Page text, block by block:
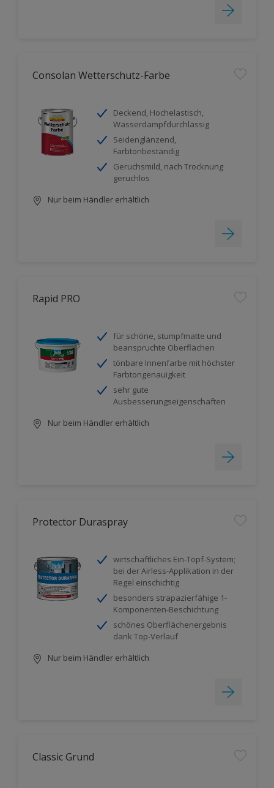
Consolan Wetterschutz-Farbe
Deckend, Hochelastisch,
Wasserdampfdurchlässig
Seidenglänzend,
Farbtonbeständig
Geruchsmild, nach Trocknung
geruchlos
Nur beim Händler erhältlich
Rapid PRO
für schöne, stumpfmatte und
beanspruchte Oberflächen
tönbare Innenfarbe mit höchster
Farbtongenauigkeit
sehr gute
Ausbesserungseigenschaften
Nur beim Händler erhältlich
Protector Duraspray
wirtschaftliches Ein-Topf-System;
bei der Airless-Applikation in der
Regel einschichtig
besonders strapazierfähige 1-
Komponenten-Beschichtung
schönes Oberflächenergebnis
dank Top-Verlauf
Nur beim Händler erhältlich
Classic Grund